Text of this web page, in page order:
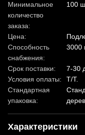
Минимальное
количество
заказа:
100
Цена:
Способность
снабжения:
3000
Срок поставки:
7-30
Условия оплаты:
T/T.
Стандартная
упаковка:
Характеристики